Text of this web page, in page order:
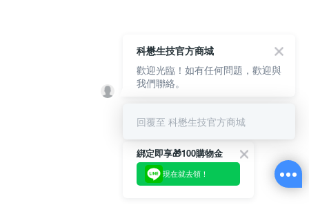
綁定即享🎁100購物金
現在就去領！
科懋生技官方商城
歡迎光臨！如有任何問題，歡迎與
我們聯絡。
回覆至 科懋生技官方商城